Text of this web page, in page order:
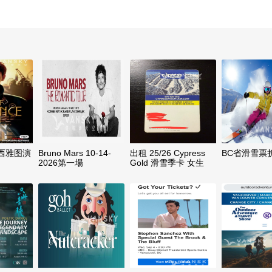
雅图演
Bruno Mars 10-14-
2026第一場
出租 25/26 Cypress
Gold 滑雪季卡 女生
BC省滑雪票